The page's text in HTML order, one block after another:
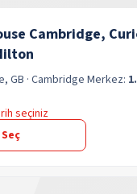
Cambridge,
GB · Cambridge Merkez:
seçiniz